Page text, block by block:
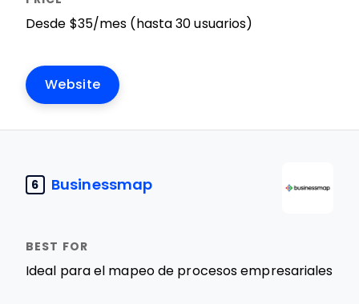
Desde $35/mes (hasta 30 usuarios)
Website
6 Businessmap
Ideal para el mapeo de procesos empresariales